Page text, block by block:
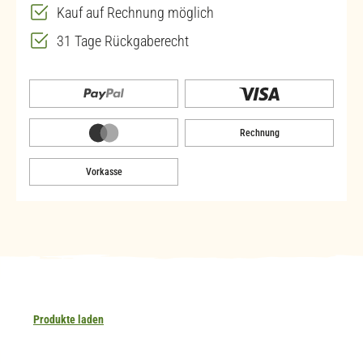
Kauf auf Rechnung möglich
31 Tage Rückgaberecht
Rechnung
Vorkasse
Produkte laden